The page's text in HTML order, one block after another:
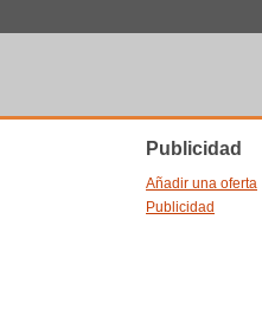
Publicidad
Añadir una oferta
Publicidad